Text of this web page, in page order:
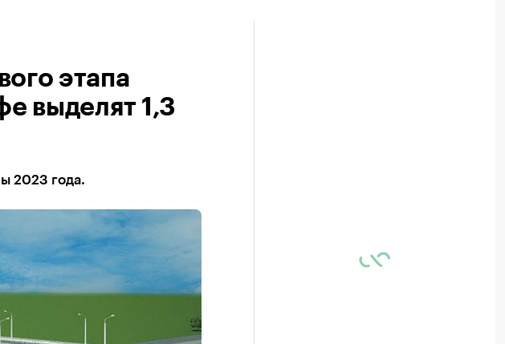
этапа
выделят 1,3
2023 года.